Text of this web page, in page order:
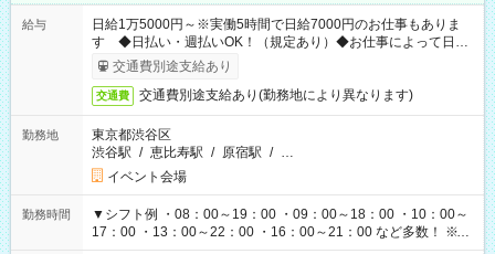
給与
日給1万5000円～※実働5時間で日給7000円のお仕事もありま
す ◆日払い・週払いOK！（規定あり）◆お仕事によって日給
も異なります
交通費別途支給あり
交通費 交通費別途支給あり(勤務地により異なります)
勤務地
東京都渋谷区
渋谷駅 / 恵比寿駅 / 原宿駅 / …
イベント会場
勤務時間
▼シフト例 ・08：00～19：00 ・09：00～18：00 ・10：00～
17：00 ・13：00～22：00 ・16：00～21：00 など多数！ ※お
仕事により勤務時間が異なります